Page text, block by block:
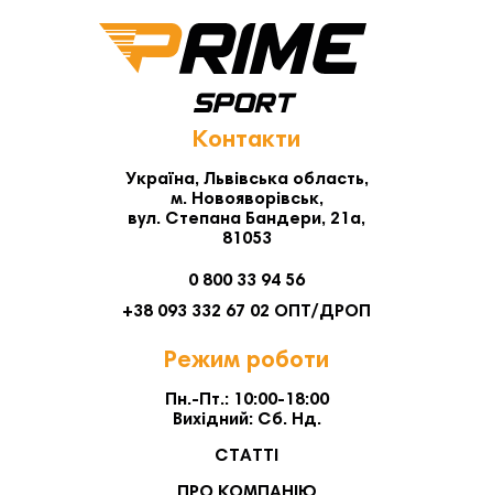
Контакти
Україна, Львівська область,
м. Новояворівськ,
вул. Степана Бандери, 21а,
81053
0 800 33 94 56
+38 093 332 67 02 ОПТ/ДРОП
Режим роботи
Пн.-Пт.: 10:00-18:00
Вихідний: Сб. Нд.
СТАТТІ